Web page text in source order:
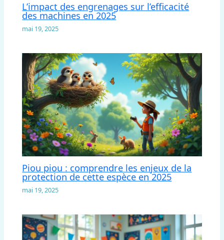
L’impact des engrenages sur l’efficacité
des machines en 2025
mai 19, 2025
Piou piou : comprendre les enjeux de la
protection de cette espèce en 2025
mai 19, 2025